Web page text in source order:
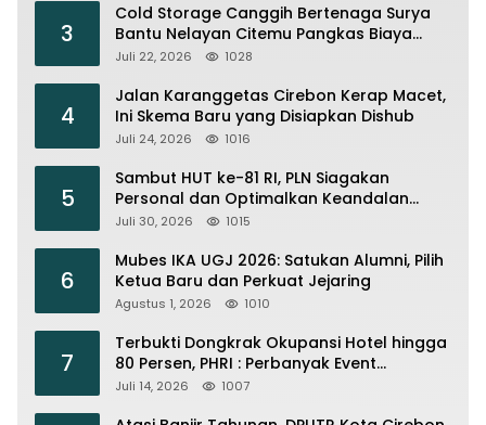
3
Cold Storage Canggih Bertenaga Surya
Bantu Nelayan Citemu Pangkas Biaya
Operasional
Juli 22, 2026 1028
4
Jalan Karanggetas Cirebon Kerap Macet,
Ini Skema Baru yang Disiapkan Dishub
Juli 24, 2026 1016
5
Sambut HUT ke-81 RI, PLN Siagakan
Personal dan Optimalkan Keandalan
Instalasi Transmisi
Juli 30, 2026 1015
6
Mubes IKA UGJ 2026: Satukan Alumni, Pilih
Ketua Baru dan Perkuat Jejaring
Agustus 1, 2026 1010
7
Terbukti Dongkrak Okupansi Hotel hingga
80 Persen, PHRI : Perbanyak Event
Olahraga di Cirebon
Juli 14, 2026 1007